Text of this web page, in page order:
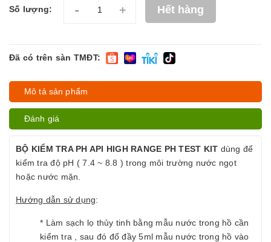
Số lượng: - + Hết hàng
Đã có trên sàn TMĐT:
Mô tả sản phẩm
Đánh giá
BỘ KIỂM TRA PH API HIGH RANGE PH TEST KIT dùng để
kiểm tra độ pH ( 7.4 ~ 8.8 ) trong môi trường nước ngọt
hoặc nước mặn.
Hướng dẫn sử dụng:
* Làm sạch lọ thủy tinh bằng mẫu nước trong hồ cần
kiểm tra , sau đó đổ đầy 5ml mẫu nước trong hồ vào